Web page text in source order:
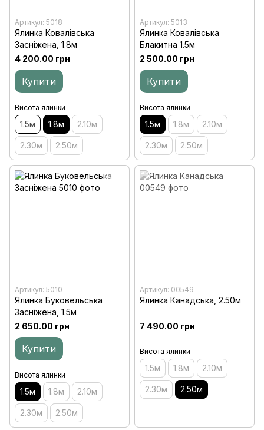
Артикул: 5018
Ялинка Ковалівська
Засніжена, 1.8м
4 200.00 грн
Купити
Висота ялинки
1.5м 1.8м 2.10м
2.30м 2.50м
Артикул: 5013
Ялинка Ковалівська
Блакитна 1.5м
2 500.00 грн
Купити
Висота ялинки
1.5м 1.8м 2.10м
2.30м 2.50м
Артикул: 5010
Ялинка Буковельська
Засніжена, 1.5м
2 650.00 грн
Купити
Висота ялинки
1.5м 1.8м 2.10м
2.30м 2.50м
Артикул: 00549
Ялинка Канадська, 2.50м
7 490.00 грн
Висота ялинки
1.5м 1.8м 2.10м
2.30м 2.50м